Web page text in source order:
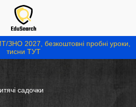
ЗНО 2027, безкоштовні пробні уроки,
тисни ТУТ
садочки